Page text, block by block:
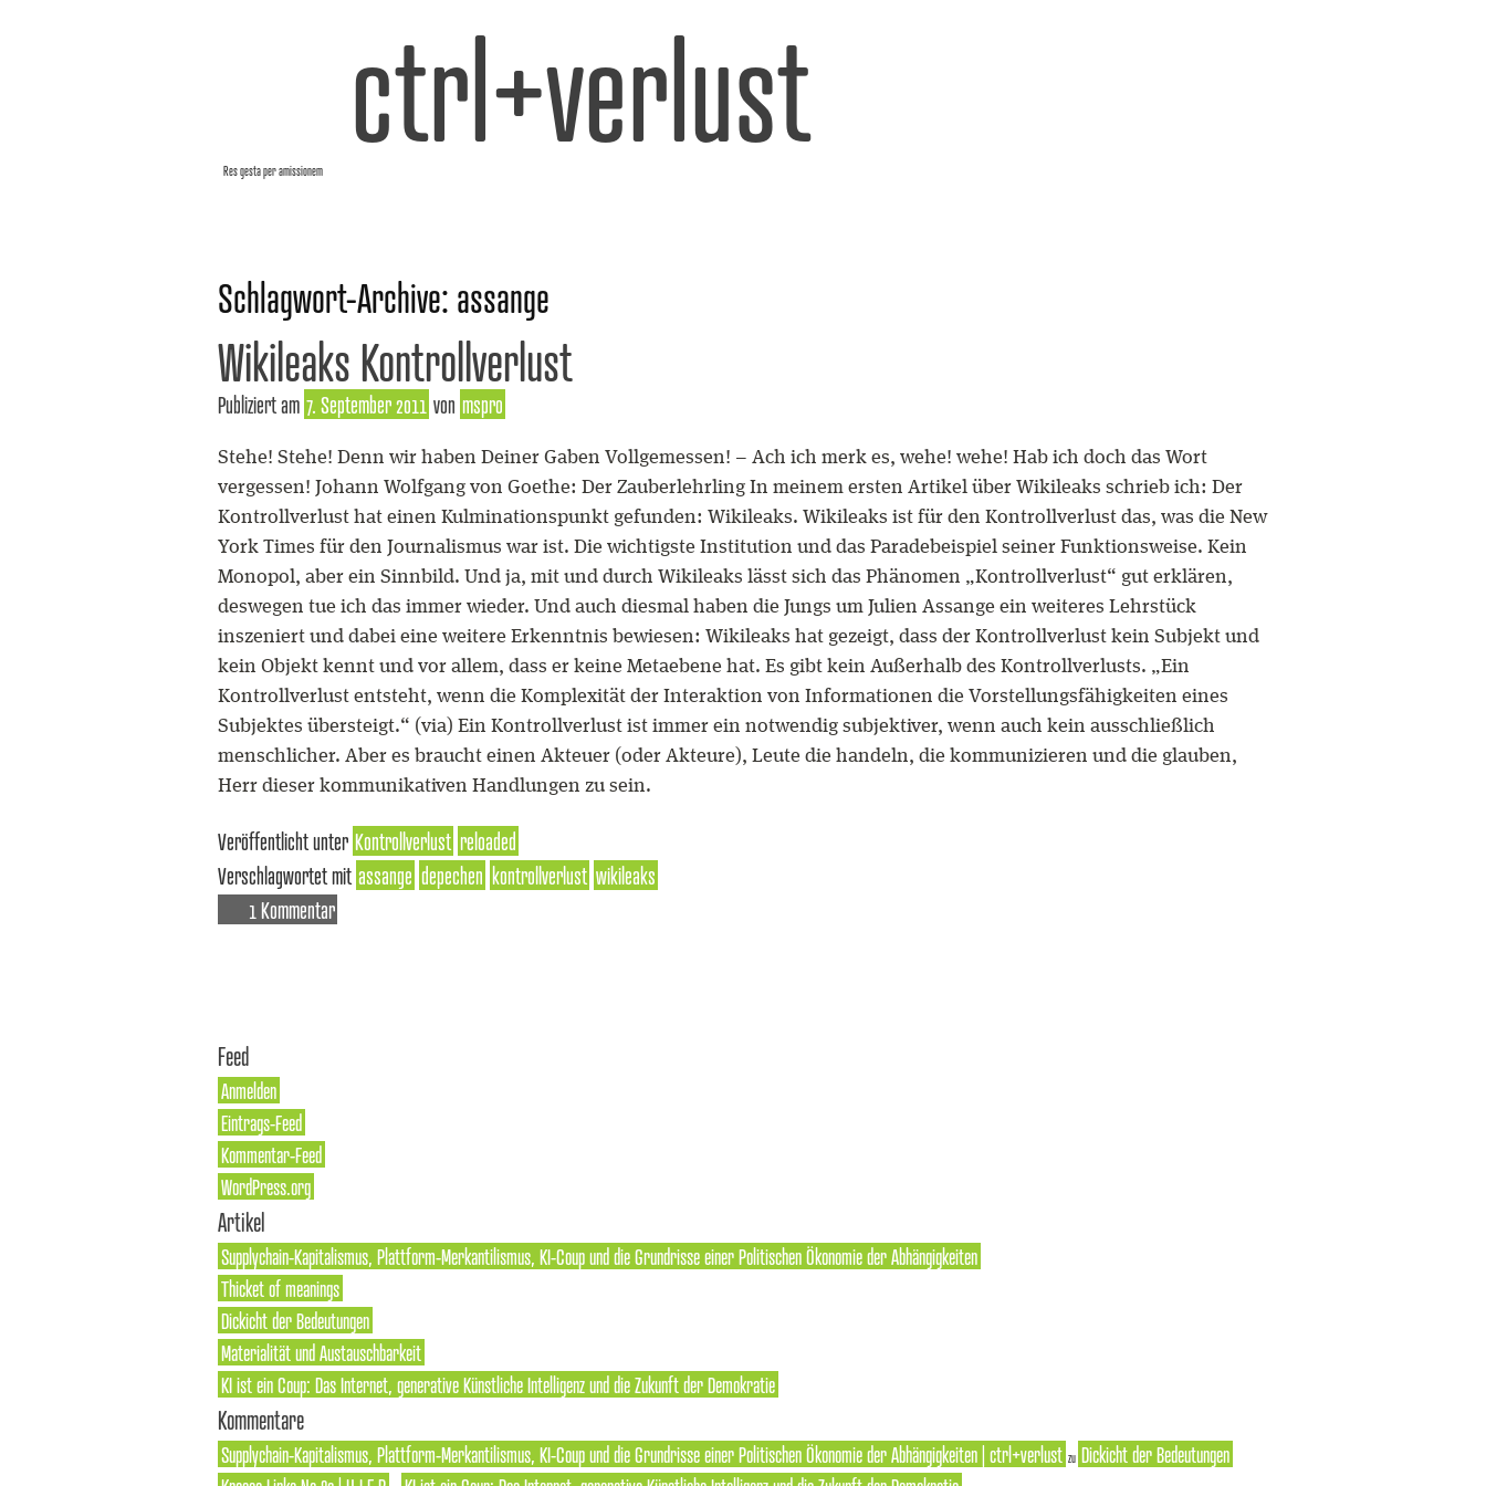
ctrl+verlust
Res gesta per amissionem
Schlagwort-Archive:assange
Wikileaks Kontrollverlust
Publiziert am 7. September 2011 von mspro
Stehe! Stehe! Denn wir haben Deiner Gaben Vollgemessen! – Ach ich merk es, wehe! wehe! Hab ich doch das Wort
vergessen! Johann Wolfgang von Goethe: Der Zauberlehrling In meinem ersten Artikel über Wikileaks schrieb ich: Der
Kontrollverlust hat einen Kulminationspunkt gefunden: Wikileaks. Wikileaks ist für den Kontrollverlust das, was die New
York Times für den Journalismus war ist. Die wichtigste Institution und das Paradebeispiel seiner Funktionsweise. Kein
Monopol, aber ein Sinnbild. Und ja, mit und durch Wikileaks lässt sich das Phänomen „Kontrollverlust“ gut erklären,
deswegen tue ich das immer wieder. Und auch diesmal haben die Jungs um Julien Assange ein weiteres Lehrstück
inszeniert und dabei eine weitere Erkenntnis bewiesen: Wikileaks hat gezeigt, dass der Kontrollverlust kein Subjekt und
kein Objekt kennt und vor allem, dass er keine Metaebene hat. Es gibt kein Außerhalb des Kontrollverlusts. „Ein
Kontrollverlust entsteht, wenn die Komplexität der Interaktion von Informationen die Vorstellungsfähigkeiten eines
Subjektes übersteigt.“ (via) Ein Kontrollverlust ist immer ein notwendig subjektiver, wenn auch kein ausschließlich
menschlicher. Aber es braucht einen Akteuer (oder Akteure), Leute die handeln, die kommunizieren und die glauben,
Herr dieser kommunikativen Handlungen zu sein.
Veröffentlicht unter Kontrollverlust reloaded
Verschlagwortet mit assange depechen kontrollverlust wikileaks
1 Kommentar
Feed
Anmelden
Eintrags-Feed
Kommentar-Feed
WordPress.org
Artikel
Supplychain-Kapitalismus, Plattform-Merkantilismus, KI-Coup und die Grundrisse einer Politischen Ökonomie der Abhängigkeiten
Thicket of meanings
Dickicht der Bedeutungen
Materialität und Austauschbarkeit
KI ist ein Coup: Das Internet, generative Künstliche Intelligenz und die Zukunft der Demokratie
Kommentare
Supplychain-Kapitalismus, Plattform-Merkantilismus, KI-Coup und die Grundrisse einer Politischen Ökonomie der Abhängigkeiten | ctrl+verlust zu Dickicht der Bedeutungen